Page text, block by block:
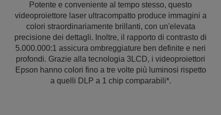
Potente e conveniente al tempo stesso, questo
videoproiettore laser ultracompatto produce immagini a
colori straordinariamente brillanti, con un'elevata
precisione dei dettagli. Inoltre, il rapporto di contrasto di
5.000.000:1 assicura ombreggiature ben definite e neri
profondi. Grazie alla tecnologia 3LCD, i videoproiettori
Epson hanno colori fino a tre volte più luminosi rispetto
a quelli DLP a 1 chip comparabili*.